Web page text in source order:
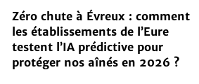
Zéro chute à Évreux : comment
les établissements de l’Eure
testent l’IA prédictive pour
protéger nos aînés en 2026 ?